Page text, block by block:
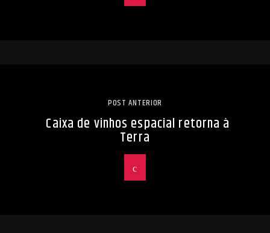
POST ANTERIOR
Caixa de vinhos espacial retorna à
Terra